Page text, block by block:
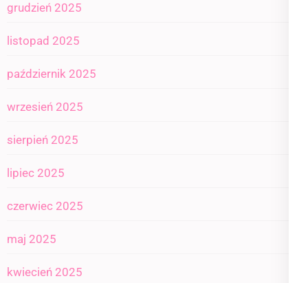
grudzień 2025
listopad 2025
październik 2025
wrzesień 2025
sierpień 2025
lipiec 2025
czerwiec 2025
maj 2025
kwiecień 2025